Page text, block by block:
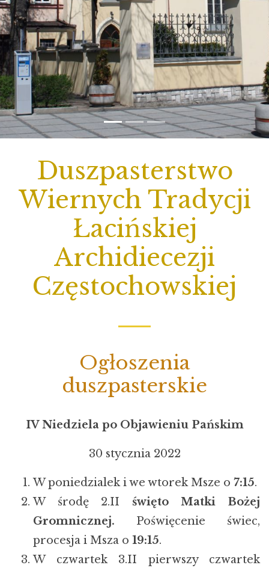
Duszpasterstwo
Wiernych Tradycji
Łacińskiej
Archidiecezji
Częstochowskiej
Ogłoszenia
duszpasterskie
IV Niedziela po Objawieniu Pańskim
30 stycznia 2022
W poniedzialek i we wtorek Msze o 7:15.
W środę 2.II święto Matki Bożej
Gromnicznej. Poświęcenie świec,
procesja i Msza o 19:15.
W czwartek 3.II pierwszy czwartek